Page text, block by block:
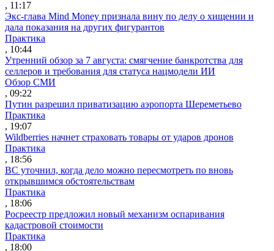
, 11:17
Экс-глава Mind Money признала вину по делу о хищении и
дала показания на других фигурантов
Практика
, 10:44
Утренний обзор за 7 августа: смягчение банкротства для
селлеров и требования для статуса нацмодели ИИ
Обзор СМИ
, 09:22
Путин разрешил приватизацию аэропорта Шереметьево
Практика
, 19:07
Wildberries начнет страховать товары от ударов дронов
Практика
, 18:56
ВС уточнил, когда дело можно пересмотреть по вновь
открывшимся обстоятельствам
Практика
, 18:06
Росреестр предложил новый механизм оспаривания
кадастровой стоимости
Практика
, 18:00